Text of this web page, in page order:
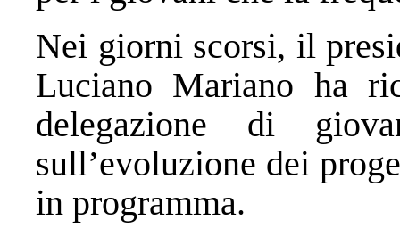
Nei giorni scorsi, il
Luciano Mariano ha
delegazione di
sull’evoluzione dei
in programma.